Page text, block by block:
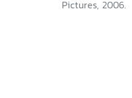
Pictures, 2006.